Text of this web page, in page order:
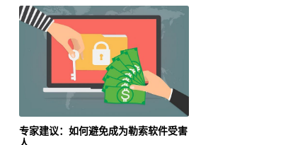
专家建议：如何避免成为勒索软件受害